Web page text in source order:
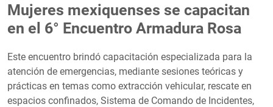
Mujeres mexiquenses se capacitan
en el 6° Encuentro Armadura Rosa
Este encuentro brindó capacitación especializada para la
atención de emergencias, mediante sesiones teóricas y
prácticas en temas como extracción vehicular, rescate en
espacios confinados, Sistema de Comando de Incidentes,